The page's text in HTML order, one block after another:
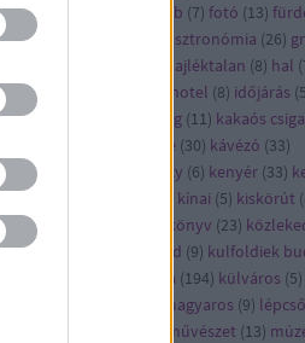
(10 flashmob (7) fotó (13)
( gasztronómia (26)
hajléktalan (8) hal (
hotel (8) időjárás (5
(7)játék jótékonyság (11) kakaós csiga
kávé (30) kávézó (33)
kazinczy (6) kenyér (33)
kínai (5) kiskörút (
21 könyv (23)
( külföld (9) kulfoldiek
kultúra (194) külváros (5)
legjobb magyaros (9)
művészet (13)